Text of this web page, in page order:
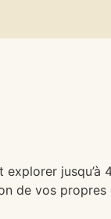
jusqu’à
de vos